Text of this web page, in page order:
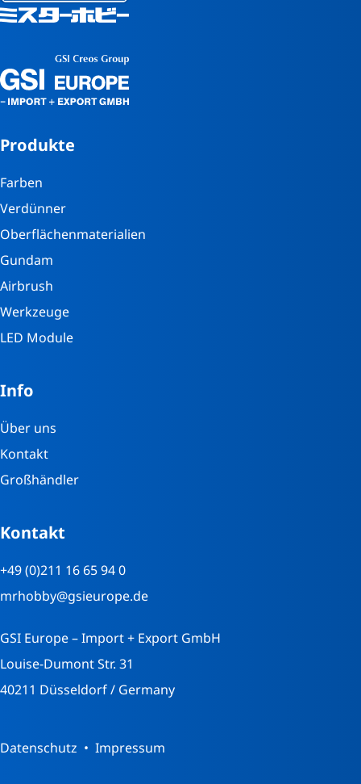
Produkte
Farben
Verdünner
Oberflächenmaterialien
Gundam
Airbrush
Werkzeuge
LED Module
Info
Über uns
Kontakt
Großhändler
Kontakt
+49 (0)211 16 65 94 0
mrhobby@gsieurope.de
GSI Europe – Import + Export GmbH
Louise-Dumont Str. 31
40211 Düsseldorf / Germany
Datenschutz Impressum